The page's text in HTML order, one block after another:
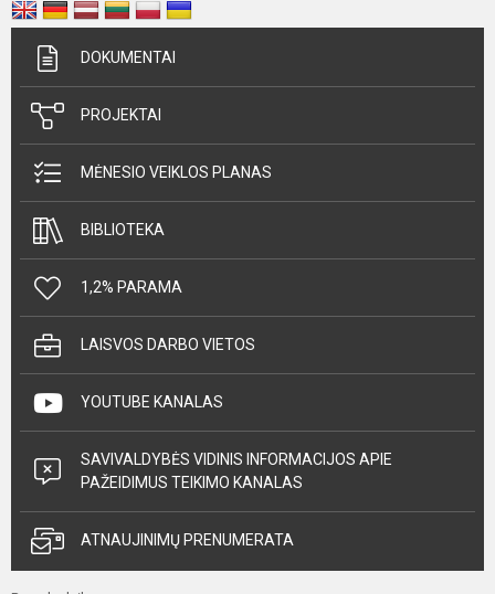
DOKUMENTAI
PROJEKTAI
MĖNESIO VEIKLOS PLANAS
BIBLIOTEKA
1,2% PARAMA
LAISVOS DARBO VIETOS
YOUTUBE KANALAS
SAVIVALDYBĖS VIDINIS INFORMACIJOS APIE
PAŽEIDIMUS TEIKIMO KANALAS
ATNAUJINIMŲ PRENUMERATA